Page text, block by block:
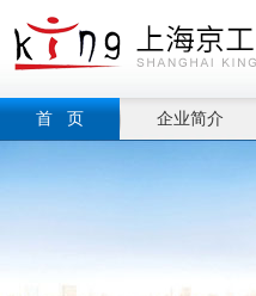
首 页 企业简介